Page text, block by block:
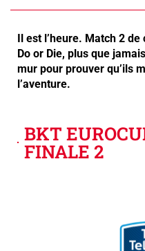
Il est l’heure. Match 2
Do or Die, plus que
mur pour prouver qu’ils
l’aventure.
BKT
FINALE 2